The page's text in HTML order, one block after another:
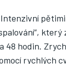
který
48 hodin.
rychlých